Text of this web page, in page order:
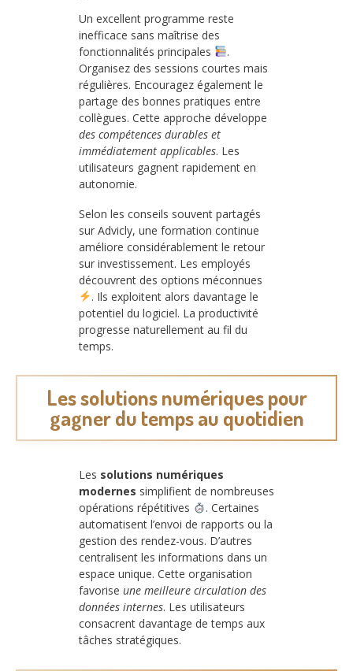
Un excellent programme reste
inefficace sans maîtrise des
fonctionnalités principales
.
Organisez des sessions courtes mais
régulières. Encouragez également le
partage des bonnes pratiques entre
collègues. Cette approche développe
des compétences durables et
immédiatement applicables. Les
utilisateurs gagnent rapidement en
autonomie.
Selon les conseils souvent partagés
sur Advicly, une formation continue
améliore considérablement le retour
sur investissement. Les employés
découvrent des options méconnues
. Ils exploitent alors davantage le
potentiel du logiciel. La productivité
progresse naturellement au fil du
temps.
Les solutions numériques pour
gagner du temps au quotidien
Les solutions numériques
modernes simplifient de nombreuses
opérations répétitives
. Certaines
automatisent l’envoi de rapports ou la
gestion des rendez-vous. D’autres
centralisent les informations dans un
espace unique. Cette organisation
favorise une meilleure circulation des
données internes. Les utilisateurs
consacrent davantage de temps aux
tâches stratégiques.